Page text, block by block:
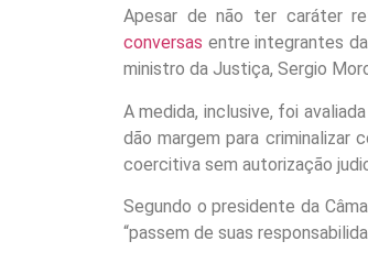
Apesar de não ter caráter
conversas entre integrantes
ministro da Justiça, Sergio
A medida, inclusive, foi
dão margem para criminalizar
coercitiva sem autorização
Segundo o presidente da
“passem de suas